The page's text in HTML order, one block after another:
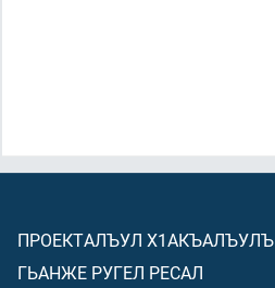
ПРОЕКТАЛЪУЛ Х1АКЪАЛЪУЛЪ
ГЬАНЖЕ РУГЕЛ РЕСАЛ